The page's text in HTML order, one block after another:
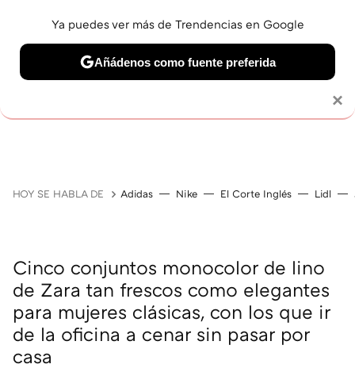
OFERTAS EN
HOY SE HABLA DE Adidas Nike El Corte Inglés Lidl
Cinco conjuntos monocolor de lino
de Zara tan frescos como elegantes
para mujeres clásicas, con los que ir
de la oficina a cenar sin pasar por
casa
×
Ya puedes ver más de Trendencias en Google
Añádenos como fuente preferida